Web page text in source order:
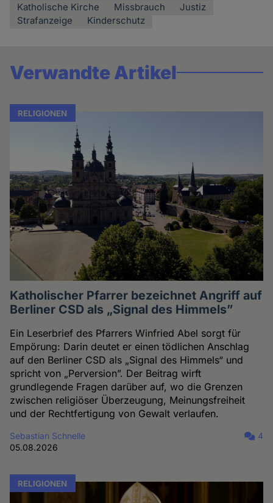
Katholische Kirche Missbrauch
Justiz
Strafanzeige
Kinderschutz
Verwandte Artikel
RELIGIONEN
Katholischer Pfarrer bezeichnet Angriff auf
Berliner CSD als „Signal des Himmels”
Ein Leserbrief des Pfarrers Winfried Abel sorgt für
Empörung: Darin deutet er einen tödlichen Anschlag
auf den Berliner CSD als „Signal des Himmels“ und
spricht von „Perversion”. Der Beitrag wirft
grundlegende Fragen darüber auf, wo die Grenzen
zwischen religiöser Überzeugung, Meinungsfreiheit
und der Rechtfertigung von Gewalt verlaufen.
Sebastian Schnelle
05.08.2026
4
RELIGIONEN